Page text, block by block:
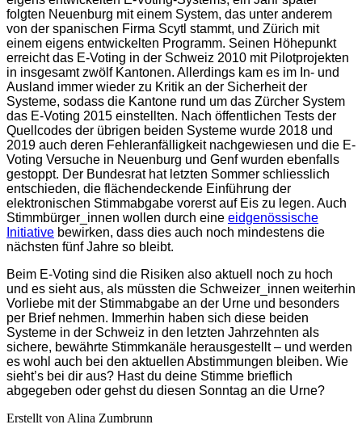
folgten Neuenburg mit einem System, das unter anderem
von der spanischen Firma Scytl stammt, und Zürich mit
einem eigens entwickelten Programm. Seinen Höhepunkt
erreicht das E-Voting in der Schweiz 2010 mit Pilotprojekten
in insgesamt zwölf Kantonen. Allerdings kam es im In- und
Ausland immer wieder zu Kritik an der Sicherheit der
Systeme, sodass die Kantone rund um das Zürcher System
das E-Voting 2015 einstellten. Nach öffentlichen Tests der
Quellcodes der übrigen beiden Systeme wurde 2018 und
2019 auch deren Fehleranfälligkeit nachgewiesen und die E-
Voting Versuche in Neuenburg und Genf wurden ebenfalls
gestoppt. Der Bundesrat hat letzten Sommer schliesslich
entschieden, die flächendeckende Einführung der
elektronischen Stimmabgabe vorerst auf Eis zu legen. Auch
Stimmbürger_innen wollen durch eine eidgenössische
Initiative bewirken, dass dies auch noch mindestens die
nächsten fünf Jahre so bleibt.
Beim E-Voting sind die Risiken also aktuell noch zu hoch
und es sieht aus, als müssten die Schweizer_innen weiterhin
Vorliebe mit der Stimmabgabe an der Urne und besonders
per Brief nehmen. Immerhin haben sich diese beiden
Systeme in der Schweiz in den letzten Jahrzehnten als
sichere, bewährte Stimmkanäle herausgestellt – und werden
es wohl auch bei den aktuellen Abstimmungen bleiben. Wie
sieht’s bei dir aus? Hast du deine Stimme brieflich
abgegeben oder gehst du diesen Sonntag an die Urne?
Erstellt von Alina Zumbrunn